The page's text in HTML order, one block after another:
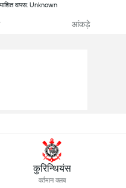
वापस: Unknown
आंकड़े
कुरिन्थियंस
वर्तमान क्लब